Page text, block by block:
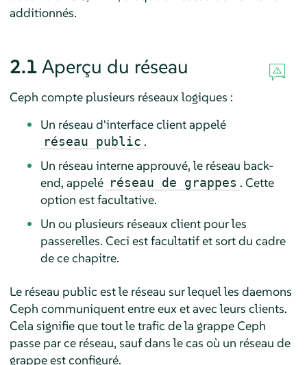
additionnés.
2.1 Aperçu du réseau
Ceph compte plusieurs réseaux logiques :
Un réseau d'interface client appelé
réseau public .
Un réseau interne approuvé, le réseau back-
end, appelé réseau de grappes . Cette
option est facultative.
Un ou plusieurs réseaux client pour les
passerelles. Ceci est facultatif et sort du cadre
de ce chapitre.
Le réseau public est le réseau sur lequel les daemons
Ceph communiquent entre eux et avec leurs clients.
Cela signifie que tout le trafic de la grappe Ceph
passe par ce réseau, sauf dans le cas où un réseau de
grappe est configuré.